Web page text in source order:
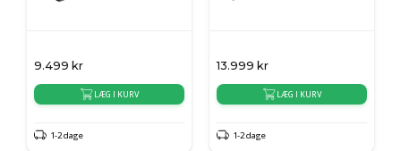
9.499 kr
LÆG I KURV
1-2 dage
13.999 kr
LÆG I KURV
1-2 dage